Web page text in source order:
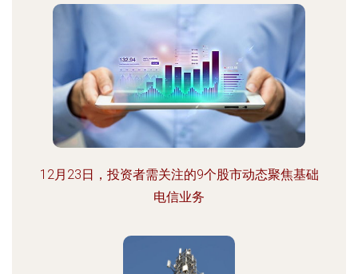
12月23日，投资者需关注的9个股市动态聚焦基础
电信业务